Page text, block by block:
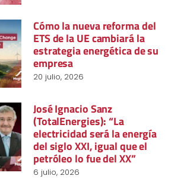
Cómo la nueva reforma del
ETS de la UE cambiará la
estrategia energética de su
empresa
20 julio, 2026
José Ignacio Sanz
(TotalEnergies): “La
electricidad será la energía
del siglo XXI, igual que el
petróleo lo fue del XX”
6 julio, 2026